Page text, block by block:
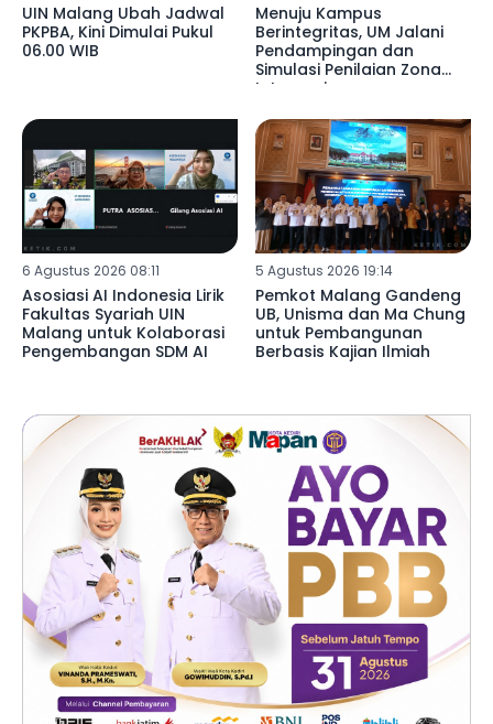
UIN Malang Ubah Jadwal
PKPBA, Kini Dimulai Pukul
06.00 WIB
Menuju Kampus
Berintegritas, UM Jalani
Pendampingan dan
Simulasi Penilaian Zona
Integrasi
6 Agustus 2026 08:11
Asosiasi AI Indonesia Lirik
Fakultas Syariah UIN
Malang untuk Kolaborasi
Pengembangan SDM AI
5 Agustus 2026 19:14
Pemkot Malang Gandeng
UB, Unisma dan Ma Chung
untuk Pembangunan
Berbasis Kajian Ilmiah